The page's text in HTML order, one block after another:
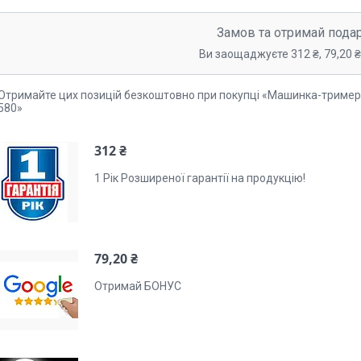
Замов та отримай
Ви заощаджуєте 312 ₴, 79,20
цих позицій безкоштовно при покупці «Машинка-
312 ₴
1 Рік Розширеної гарантії на продукцію!
79,20 ₴
Отримай БОНУС